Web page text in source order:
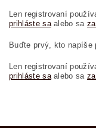
Len registrovaní
prihláste saalebo sa
Buďte prvý, kto napíše
Len registrovaní
prihláste saalebo sa